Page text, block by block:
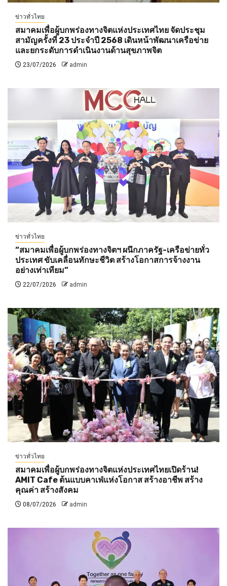
ข่าวทั่วไทย
สมาคมเพื่อผู้บกพร่องทางจิตแห่งประเทศไทย จัดประชุม
สามัญครั้งที่ 23 ประจำปี 2568 เดินหน้าพัฒนาเครือข่าย
และยกระดับการดำเนินงานด้านสุขภาพจิต
23/07/2026 admin
ข่าวทั่วไทย
“สมาคมเพื่อผู้บกพร่องทางจิตฯ ผนึกภาครัฐ-เครือข่ายทั่ว
ประเทศ ขับเคลื่อนทักษะชีวิต สร้างโอกาสการจ้างงาน
อย่างเท่าเทียม”
22/07/2026 admin
ข่าวทั่วไทย
สมาคมเพื่อผู้บกพร่องทางจิตแห่งประเทศไทยเปิดร้าน!
AMIT Cafe ต้นแบบคาเฟ่แห่งโอกาส สร้างอาชีพ สร้าง
คุณค่า สร้างสังคม
08/07/2026 admin